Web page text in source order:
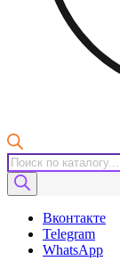
Поиск
товаров
Вконтакте
Telegram
WhatsApp